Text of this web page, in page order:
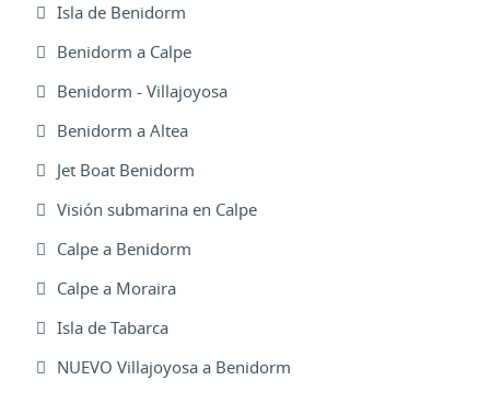
Isla de Benidorm
Benidorm a Calpe
Benidorm - Villajoyosa
Benidorm a Altea
Jet Boat Benidorm
Visión submarina en Calpe
Calpe a Benidorm
Calpe a Moraira
Isla de Tabarca
NUEVO Villajoyosa a Benidorm